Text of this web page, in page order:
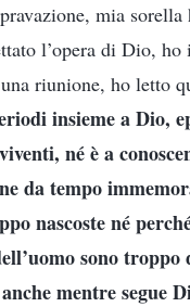
mia
l’opera di Dio,
riunione, ho letto
insieme a Dio,
né è a
da tempo
nascoste né
sono
mentre segue